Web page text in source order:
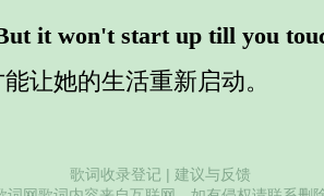
it won't start up till you
让她的生活重新启动。
歌词收录登记 | 建议与反馈